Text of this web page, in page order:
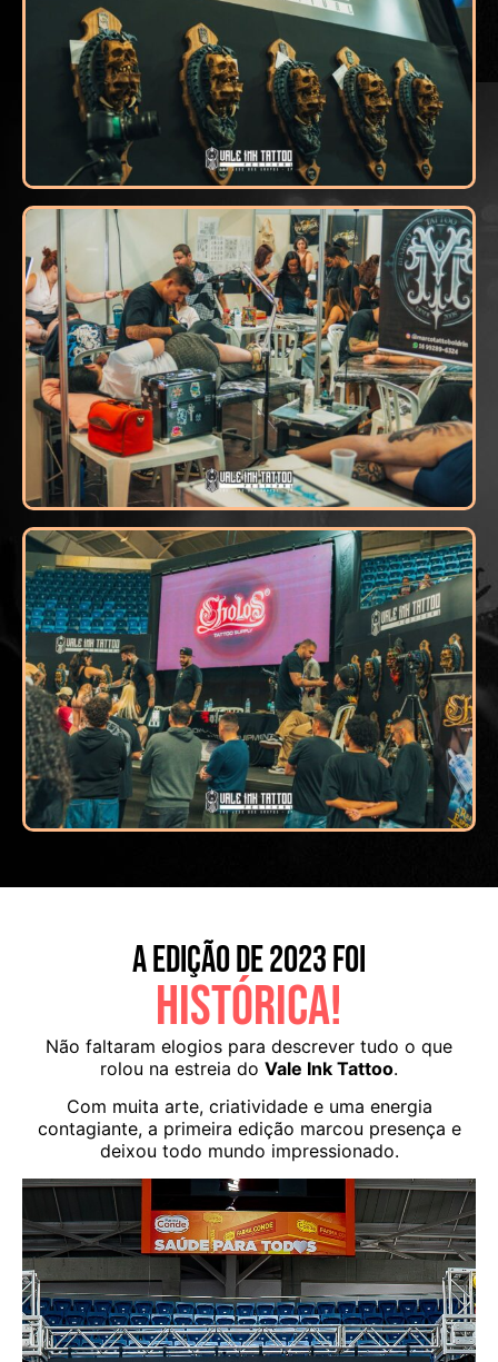
A EDIÇÃO DE 2023 FOI
HISTÓRICA!
Não faltaram elogios para descrever tudo o que
rolou na estreia do Vale Ink Tattoo.
Com muita arte, criatividade e uma energia
contagiante, a primeira edição marcou presença e
deixou todo mundo impressionado.